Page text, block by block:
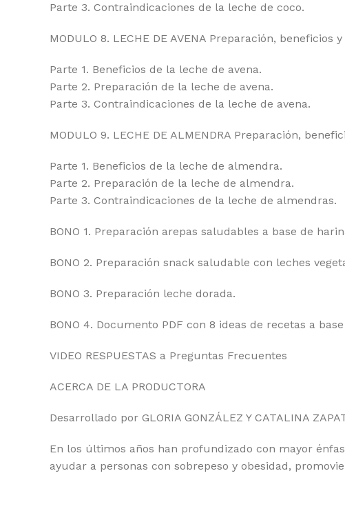
Parte 3. Contraindicaciones de la leche de coco.
MODULO 8. LECHE DE AVENA Preparación, beneficios
Parte 1. Beneficios de la leche de avena.
Parte 2. Preparación de la leche de avena.
Parte 3. Contraindicaciones de la leche de avena.
MODULO 9. LECHE DE ALMENDRA Preparación,
Parte 1. Beneficios de la leche de almendra.
Parte 2. Preparación de la leche de almendra.
Parte 3. Contraindicaciones de la leche de almendras.
BONO 1. Preparación arepas saludables a base de
BONO 2. Preparación snack saludable con leches
BONO 3. Preparación leche dorada.
BONO 4. Documento PDF con 8 ideas de recetas a
VIDEO RESPUESTAS a Preguntas Frecuentes
ACERCA DE LA PRODUCTORA
Desarrollado por GLORIA GONZÁLEZ Y CATALINA
En los últimos años han profundizado con mayor
ayudar a personas con sobrepeso y obesidad,